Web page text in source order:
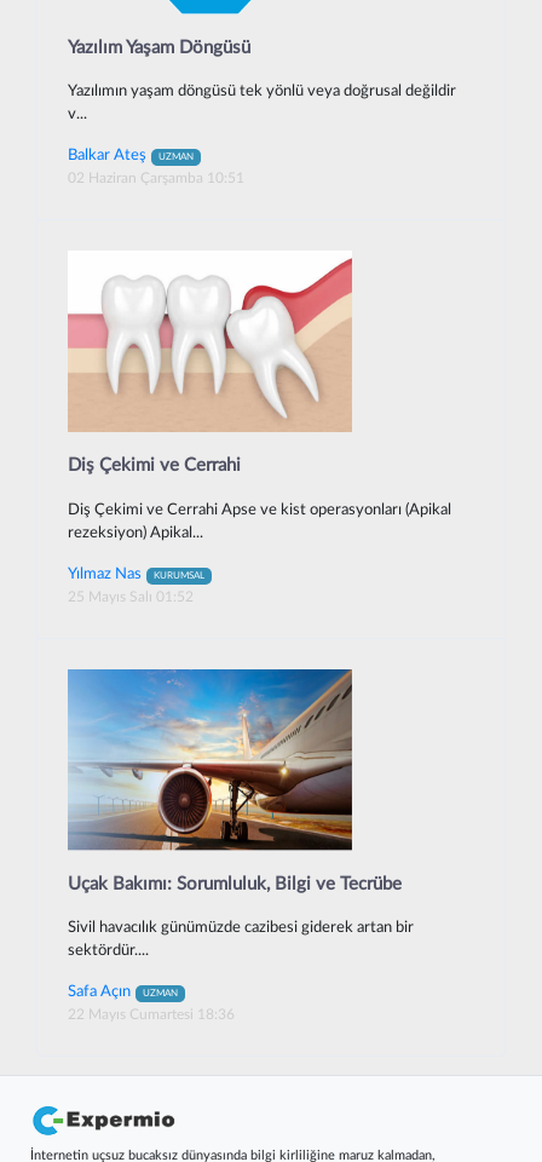
Yazılım Yaşam Döngüsü
Yazılımın yaşam döngüsü tek yönlü veya doğrusal değildir
v...
Balkar Ateş UZMAN
02 Haziran Çarşamba 10:51
Diş Çekimi ve Cerrahi
Diş Çekimi ve Cerrahi Apse ve kist operasyonları (Apikal
rezeksiyon) Apikal...
Yılmaz Nas KURUMSAL
25 Mayıs Salı 01:52
Uçak Bakımı: Sorumluluk, Bilgi ve Tecrübe
Sivil havacılık günümüzde cazibesi giderek artan bir
sektördür....
Safa Açın UZMAN
22 Mayıs Cumartesi 18:36
İnternetin uçsuz bucaksız dünyasında bilgi kirliliğine maruz kalmadan,